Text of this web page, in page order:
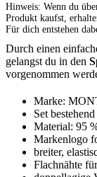
Hinweis: Wenn du
Produkt kaufst,
Für dich entstehen
Durch einen
gelangst du in den
vorgenommen
Marke:
Set
Material: 95
Markenlogo
breiter,
Flachnähte